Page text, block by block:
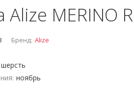
MERINO
Бренд: Alize
ноябрь